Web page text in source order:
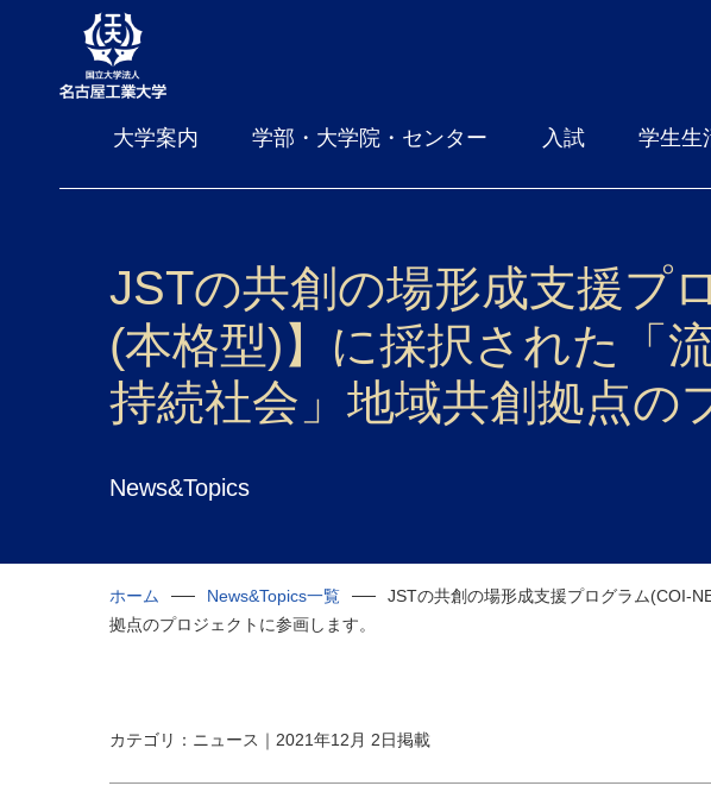
大学案内 学部・大学院・センター 入試 学生生
JSTの共創の場形成支援プ
(本格型)】に採択された「
持続社会」地域共創拠点の
News&Topics
ホーム News&Topics一覧
JSTの共創の場形成支援プログラム(COI-
拠点のプロジェクトに参画します。
カテゴリ：ニュース｜2021年12月 2日掲載